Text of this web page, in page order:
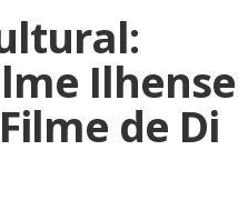
Ilhense
de Di